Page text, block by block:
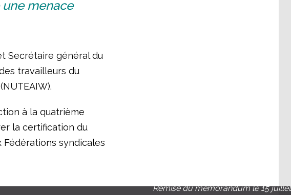
menace
Secrétaire général du
travailleurs du
à la quatrième
la certification du
Fédérations syndicales
Remise du mémorandum le 15 juillet